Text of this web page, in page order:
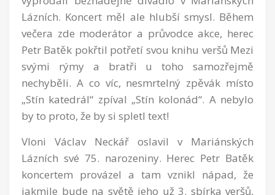
Lázních. Koncert měl ale hlubší smysl. Během
večera zde moderátor a průvodce akce, herec
Petr Batěk pokřtil potřetí svou knihu veršů Mezi
svými rýmy a bratři u toho samozřejmě
nechyběli. A co víc, nesmrtelný zpěvák místo
„Stín katedrál“ zpíval „Stín kolonád“. A nebylo
by to proto, že by si spletl text!
Vloni Václav Neckář oslavil v Mariánských
Lázních své 75. narozeniny. Herec Petr Batěk
koncertem provázel a tam vznikl nápad, že
jakmile bude na světě jeho už 3. sbírka veršů,